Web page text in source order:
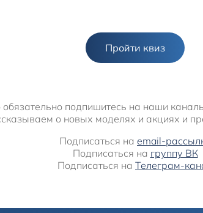
Пройти квиз
подпишитесь на наши
о новых моделях и акциях и
Подписаться на email-
Подписаться на группу ВК
Подписаться на Телеграм-